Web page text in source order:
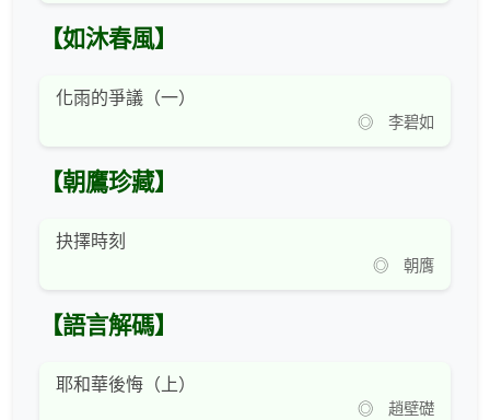
【如沐春風】
化雨的爭議（一）
◎ 李碧如
【朝鷹珍藏】
抉擇時刻
◎ 朝膺
【語言解碼】
耶和華後悔（上）
◎ 趙壁礎